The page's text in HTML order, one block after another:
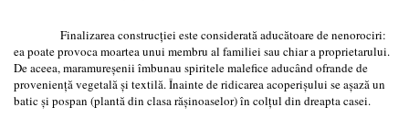
Finalizarea construcției este considerată aducătoare de nenorociri:
ea poate provoca moartea unui membru al familiei sau chiar a proprietarului.
De aceea, maramureșenii îmbunau spiritele malefice aducând ofrande de
proveniență vegetală și textilă. Înainte de ridicarea acoperișului se așază un
batic și pospan (plantă din clasa rășinoaselor) în colțul din dreapta casei.